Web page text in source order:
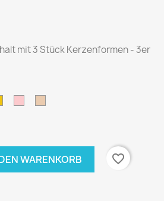
mit 3 Stück Kerzenformen - 3er
WARENKORB
favorite_border